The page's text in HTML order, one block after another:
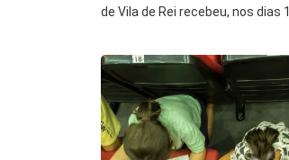
de Vila de Rei recebeu, nos dias 1